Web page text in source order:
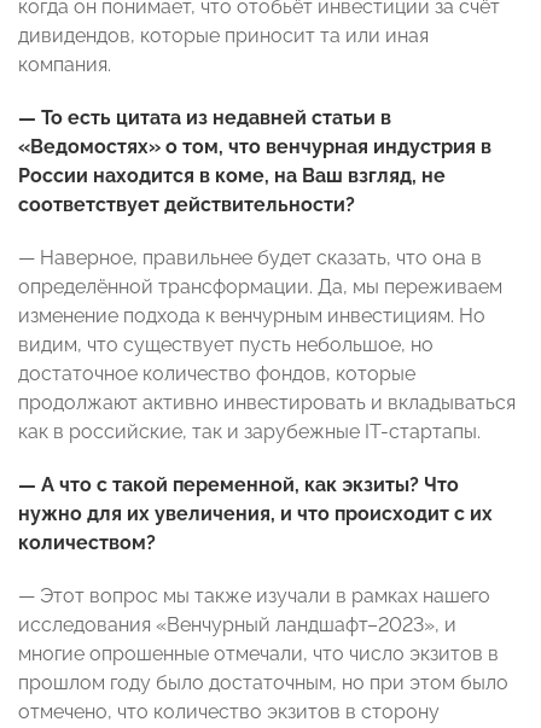
когда он понимает, что отобьёт инвестиции за счёт
дивидендов, которые приносит та или иная
компания.
— То есть цитата из недавней статьи в
«Ведомостях» о том, что венчурная индустрия в
России находится в коме, на Ваш взгляд, не
соответствует действительности?
— Наверное, правильнее будет сказать, что она в
определённой трансформации. Да, мы переживаем
изменение подхода к венчурным инвестициям. Но
видим, что существует пусть небольшое, но
достаточное количество фондов, которые
продолжают активно инвестировать и вкладываться
как в российские, так и зарубежные IT-стартапы.
— А что с такой переменной, как экзиты? Что
нужно для их увеличения, и что происходит с их
количеством?
— Этот вопрос мы также изучали в рамках нашего
исследования «Венчурный ландшафт–2023», и
многие опрошенные отмечали, что число экзитов в
прошлом году было достаточным, но при этом было
отмечено, что количество экзитов в сторону